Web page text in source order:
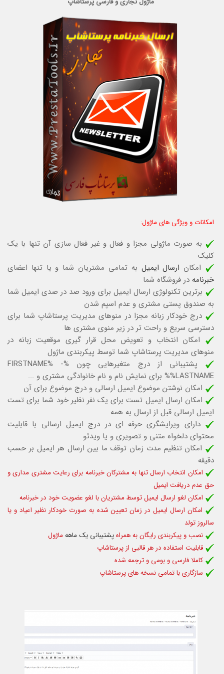
امکانات و ویژگی های ماژول:
به صورت ماژولی مجزا و فعال و غیر فعال سازی آن تنها با یک
کلیک
امکان ارسال ایمیل به تمامی مشتریان شما و یا تنها اعضای
خبرنامه در فروشگاه شما
برترین تکنولوژی ارسال ایمیل برای ورود صد در صدی ایمیل شما
به صندوق پستی مشتری و عدم اسپم شدن
درج خودکار زبانه مجزا در منوهای مدیریت پرستاشاپ شما برای
دسترسی سریع و راحت تر در زیر منوی مشتری ها
امکان انتخاب و تعویض محل قرار گیری موقعیت زبانه در
منوهای مدیریت پرستاشاپ شما توسط پیکربندی ماژول
پشتیبانی از درج متغیرهایی چون %FIRSTNAME% -
%LASTNAME% برای نمایش نام و نام خانوادگی مشتری و ...
امکان نوشتن موضوع ایمیل ارسالی و درج موضوع برای آن
امکان ارسال ایمیل تست برای یک نفر نظیر خود شما برای تست
ایمیل ارسالی قبل از ارسال به همه
دارای ویرایشگری حرفه ای در درج ایمیل ارسالی با قابلیت
محتوای دلخواه متنی و تصویری و یا ویدئو
امکان تنظیم مدت زمان توقف ما بین ارسال هر ایمیل بر حسب
دقیقه
امکان انتخاب ارسال تنها به مشترکان خبرنامه برای رعایت مشتری مداری و
حق عدم دریافت ایمیل
امکان لغو ارسال ایمیل توسط مشتریان با لغو عضویت خود در خبرنامه
امکان ارسال ایمیل در زمان تعیین شده به صورت خودکار نظیر اعیاد و یا
سالروز تولد
نصب و پیکربندی رایگان به همراهپشتیبانی یک ماههماژول
قابلیت استفاده در هر قالبی از پرستاشاپ
کاملا فارسی و بومی و ترجمه شده
سازگاری با تمامی نسخه های پرستاشاپ